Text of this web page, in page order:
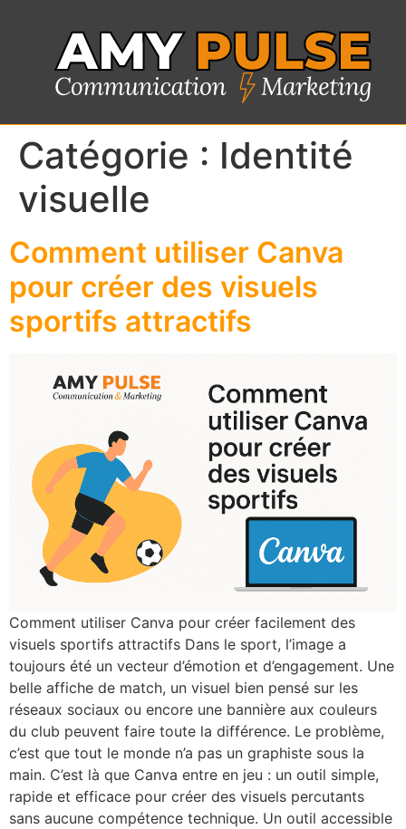
Catégorie : Identité
visuelle
Comment utiliser Canva
pour créer des visuels
sportifs attractifs
Comment utiliser Canva pour créer facilement des
visuels sportifs attractifs Dans le sport, l’image a
toujours été un vecteur d’émotion et d’engagement. Une
belle affiche de match, un visuel bien pensé sur les
réseaux sociaux ou encore une bannière aux couleurs
du club peuvent faire toute la différence. Le problème,
c’est que tout le monde n’a pas un graphiste sous la
main. C’est là que Canva entre en jeu : un outil simple,
rapide et efficace pour créer des visuels percutants
sans aucune compétence technique. Un outil accessible